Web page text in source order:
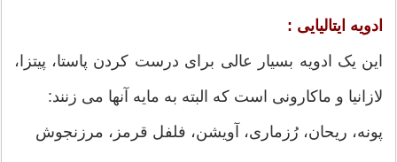
ادویه ایتالیایی :
این یک ادویه بسیار عالی برای درست کردن پاستا، پیتزا،
لازانیا و ماکارونی است که البته به مایه آنها می زنند:
پونه، ریحان، رُزماری، آویشن، فلفل قرمز، مرزنجوش